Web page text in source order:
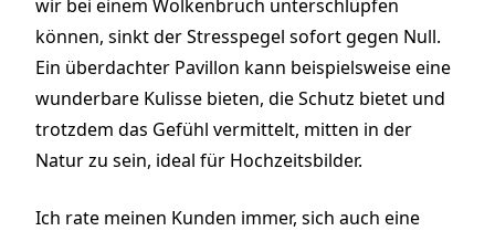
wir bei einem Wolkenbruch unterschlüpfen
können, sinkt der Stresspegel sofort gegen Null.
Ein überdachter Pavillon kann beispielsweise eine
wunderbare Kulisse bieten, die Schutz bietet und
trotzdem das Gefühl vermittelt, mitten in der
Natur zu sein, ideal für Hochzeitsbilder.
Ich rate meinen Kunden immer, sich auch eine